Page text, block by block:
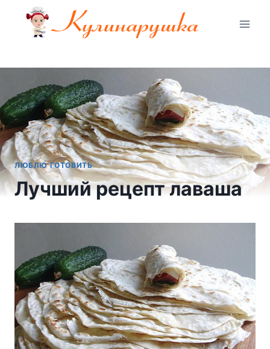
Перейти
содержимому
ЛЮБЛЮ ГОТОВИТЬ
Лучший рецепт лаваша